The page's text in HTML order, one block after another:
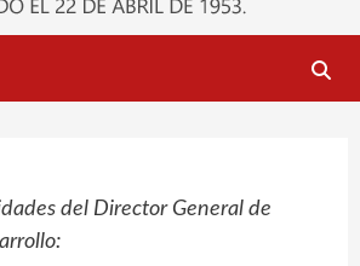
del Director General de